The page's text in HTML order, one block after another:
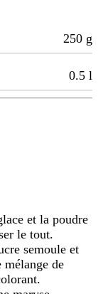
250 g
0.5 l
et la poudre
le tout.
semoule et
de